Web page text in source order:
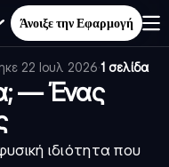
Άνοιξε την Εφαρμογή
22 Ιουλ 2026·1 σελίδα
— Ένας
ιδιότητα που